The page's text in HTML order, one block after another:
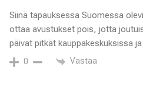
Siinä tapauksessa Suomessa
ottaa avustukset pois, jotta
päivät pitkät kauppakeskuksissa
0 Vastaa